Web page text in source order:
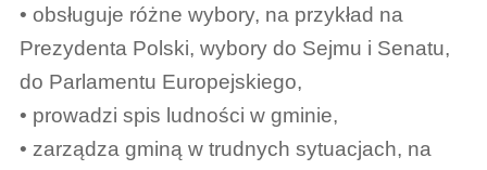
• obsługuje różne wybory, na przykład na
Prezydenta Polski, wybory do Sejmu i Senatu,
do Parlamentu Europejskiego,
• prowadzi spis ludności w gminie,
• zarządza gminą w trudnych sytuacjach, na